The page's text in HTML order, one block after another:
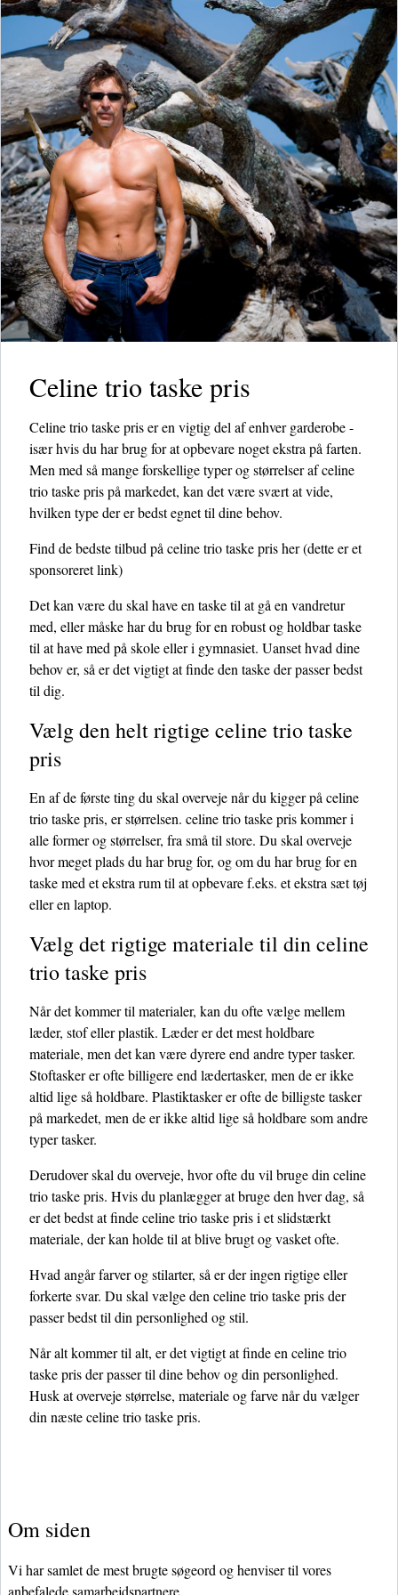
Celine trio taske pris
Celine trio taske pris er en vigtig del af enhver garderobe -
især hvis du har brug for at opbevare noget ekstra på farten.
Men med så mange forskellige typer og størrelser af celine
trio taske pris på markedet, kan det være svært at vide,
hvilken type der er bedst egnet til dine behov.
Find de bedste tilbud på celine trio taske pris her(dette er et
sponsoreret link)
Det kan være du skal have en taske til at gå en vandretur
med, eller måske har du brug for en robust og holdbar taske
til at have med på skole eller i gymnasiet. Uanset hvad dine
behov er, så er det vigtigt at finde den taske der passer bedst
til dig.
Vælg den helt rigtige celine trio taske
pris
En af de første ting du skal overveje når du kigger på celine
trio taske pris, er størrelsen. celine trio taske pris kommer i
alle former og størrelser, fra små til store. Du skal overveje
hvor meget plads du har brug for, og om du har brug for en
taske med et ekstra rum til at opbevare f.eks. et ekstra sæt tøj
eller en laptop.
Vælg det rigtige materiale til din celine
trio taske pris
Når det kommer til materialer, kan du ofte vælge mellem
læder, stof eller plastik. Læder er det mest holdbare
materiale, men det kan være dyrere end andre typer tasker.
Stoftasker er ofte billigere end lædertasker, men de er ikke
altid lige så holdbare. Plastiktasker er ofte de billigste tasker
på markedet, men de er ikke altid lige så holdbare som andre
typer tasker.
Derudover skal du overveje, hvor ofte du vil bruge din celine
trio taske pris. Hvis du planlægger at bruge den hver dag, så
er det bedst at finde celine trio taske pris i et slidstærkt
materiale, der kan holde til at blive brugt og vasket ofte.
Hvad angår farver og stilarter, så er der ingen rigtige eller
forkerte svar. Du skal vælge den celine trio taske pris der
passer bedst til din personlighed og stil.
Når alt kommer til alt, er det vigtigt at finde en celine trio
taske pris der passer til dine behov og din personlighed.
Husk at overveje størrelse, materiale og farve når du vælger
din næste celine trio taske pris.
Om siden
Vi har samlet de mest brugte søgeord og henviser til vores
anbefalede samarbejdspartnere.